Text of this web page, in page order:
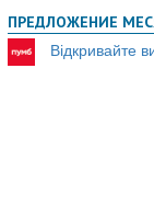
ПРЕДЛОЖЕНИЕ
Відкривайте